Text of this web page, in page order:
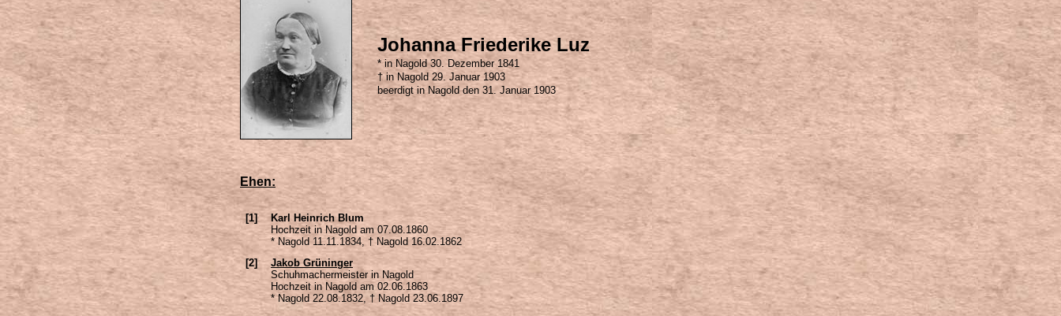
Johanna Friederike Luz
* in Nagold 30. Dezember 1841
† in Nagold 29. Januar 1903
beerdigt in Nagold den 31. Januar 1903
Ehen:
[1]
Karl Heinrich Blum
Hochzeit in Nagold am 07.08.1860
* Nagold 11.11.1834, † Nagold 16.02.1862
[2]
Jakob Grüninger
Schuhmachermeister in Nagold
Hochzeit in Nagold am 02.06.1863
* Nagold 22.08.1832 ,† Nagold 23.06.1897